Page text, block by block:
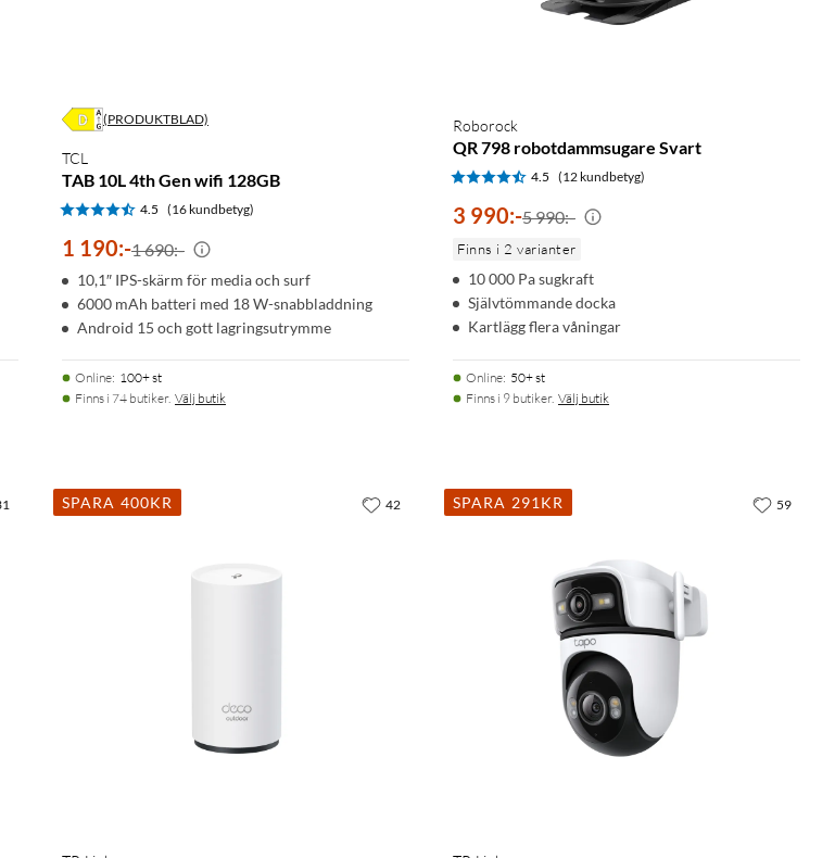
(PRODUKTBLAD)
TCL
TAB 10L 4th Gen wifi 128GB
4.5 (16 kundbetyg)
1 190:-1 690:-
10,1″ IPS-skärm för media och surf
6000 mAh batteri med 18 W-snabbladdning
Android 15 och gott lagringsutrymme
Online: 100+ st
Finns i 74 butiker. Välj butik
Roborock
QR 798 robotdammsugare Svart
4.5 (12 kundbetyg)
3 990:-5 990:-
Finns i 2 varianter
10 000 Pa sugkraft
Självtömmande docka
Kartlägg flera våningar
Online: 50+ st
Finns i 9 butiker. Välj butik
SPARA 400KR 42 SPARA 291KR 59